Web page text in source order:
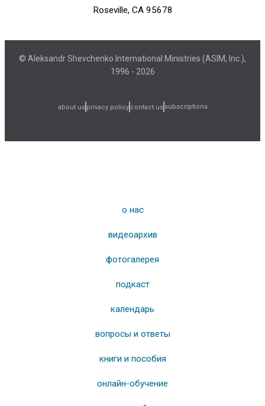
Roseville, CA 95678
© Aleksandr Shevchenko International Ministries (ASIM, Inc.),
1996 - 2026
about us privacy policy contact us subscriptions
о нас
видеоархив
фотогалерея
подкаст
календарь
вопросы и ответы
книги и пособия
онлайн-обучение